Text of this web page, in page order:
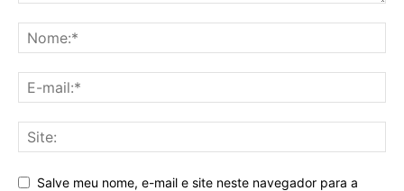
Salve meu nome, e-mail e site neste navegador para a